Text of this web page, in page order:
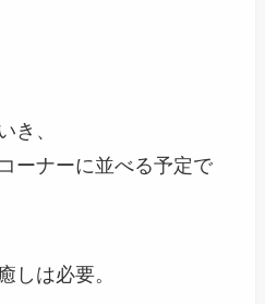
き、
ーナーに並べる予定で
しは必要。